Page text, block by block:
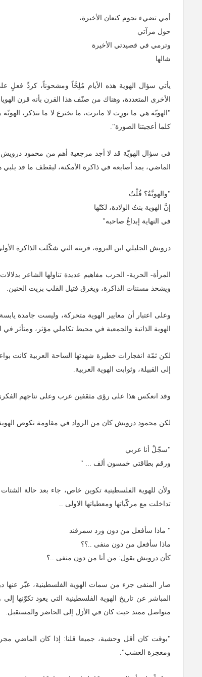
أمي تضيء نجوم كنعان الأخيرة،
حول مرآتي
وترمي في قصيدتي الأخيرة
شالها
يأتي سؤال الهوية هذه الأيام مُلِحَّاً ومشحوناً، كردِّ فعلٍ
الأخرى المتعددة، وهناك من صنّف هذا القرن بأنه قرن
"الهويّة هي ما نورِث لا مانرث، ما نخترع لا ما نتذكر،
كلما أعجبتنا الصورة".
في سؤال الهويّة قد لا أجد مرجعية أهم من محمود
الماضي، يمد أصابعه في ذاكرة الأمكنة، ليقطف ما قد
"والهويَّةُ؟ قُلْتُ
إنَّ الهوية بنتُ الولادة، لكنّها
في النهاية إبداعُ صاحبه"
درويش الجليلي ابن البروة، قريته التي شكّلت الذاكرة
المرأة- الحرية- الحرب مفاهيم عديدة تناولها الشاعر
ويشحذ مسننات الذاكرة، ويغرق فتيل القلب بزيت الحنين.
وعلى اعتبار أن معايير الهوية متحركة، وليست جامدة يابسة،
الهوية الذاتية والجمعية في محيط تكاملي مؤثر، ومتأثر في
لكن ثمّة انفجارات خطيرة شهدتها الساحة العربية كانت
إلى القبيلة، وثوابت الهوية العربية.
وقد انعكس هذا على رؤى مثقفين عرب وعلى نتاجهم الفكري،
لكن محمود درويش كان من الرواد في مقاومة نكوص
"سجّلْ أنا عربي
ورقم بطاقتي خمسون ألف ... "
ولأن للهوية الفلسطينية تكوين خاص، جاء بعد حالة
تداخلت مع مركّباتها ومعطياتها الاولى ..
" ماذا سأفعل من دون ورد سمرقند
ماذا سأفعل من دون منفى ..؟؟
كأن درويش يقول: من أنا من دون منفى ..؟
صار المنفى جزء من سمات الهوية الفلسطينية، عبّر عنها
المباشر عن تاريخ الهوية الفلسطينية التي يعود تكوّنها
متواصل ممتد حيث كان في الأزل إلى الحاضر والمستقبل.
"بوقت كان أقل وحشية، جميعا قلنا: إذا كان الماضي
ومعجزة العشب".